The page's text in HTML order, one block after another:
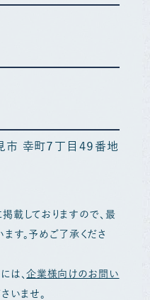
幸町７丁目４９番地
載しておりますので、最
す。予めご了承くださ
は、企業様向けのお問い
いませ。